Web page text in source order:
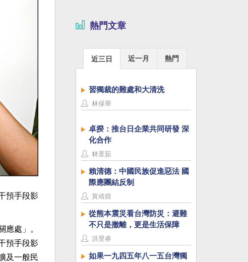
預手段影
應處」。
預手段影
及一般民
熱門文章
近三日 近一月 熱門
習獨裁的難處和大清洗
林保華
卓揆：推台日企業共同研發 深
化合作
林薏茹
賴清德：中國民族促進惡法 國
際應團結反制
黃靖媗
從熊本震災看台灣防災：避難
不只是撤離，更是生活保障
洪昱睿
如果一九四五年八一五台灣獨